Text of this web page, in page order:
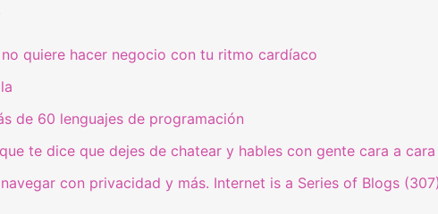
quiere hacer negocio con tu ritmo cardíaco
de 60 lenguajes de programación
te dice que dejes de chatear y hables con gente cara a cara
con privacidad y más. Internet is a Series of Blogs